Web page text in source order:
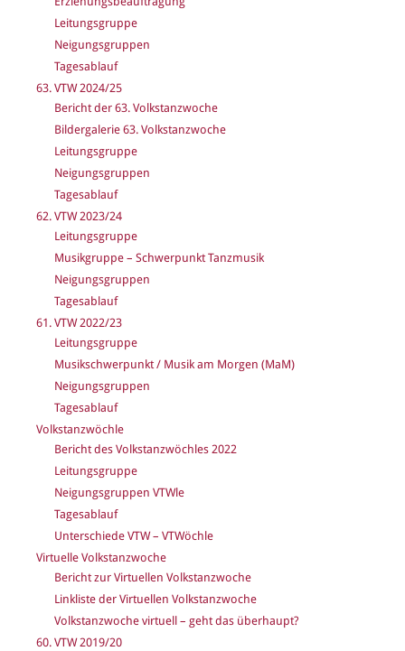
Leitungsgruppe
Neigungsgruppen
Tagesablauf
63. VTW 2024/25
Bericht der 63. Volkstanzwoche
Bildergalerie 63. Volkstanzwoche
Leitungsgruppe
Neigungsgruppen
Tagesablauf
62. VTW 2023/24
Leitungsgruppe
Musikgruppe – Schwerpunkt Tanzmusik
Neigungsgruppen
Tagesablauf
61. VTW 2022/23
Leitungsgruppe
Musikschwerpunkt / Musik am Morgen (MaM)
Neigungsgruppen
Tagesablauf
Volkstanzwöchle
Bericht des Volkstanzwöchles 2022
Leitungsgruppe
Neigungsgruppen VTWle
Tagesablauf
Unterschiede VTW – VTWöchle
Virtuelle Volkstanzwoche
Bericht zur Virtuellen Volkstanzwoche
Linkliste der Virtuellen Volkstanzwoche
Volkstanzwoche virtuell – geht das überhaupt?
60. VTW 2019/20